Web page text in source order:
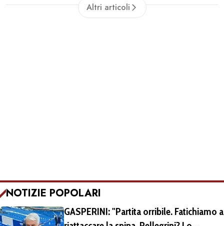
Altri articoli
NOTIZIE POPOLARI
GASPERINI: "Partita orribile. Fatichiamo a